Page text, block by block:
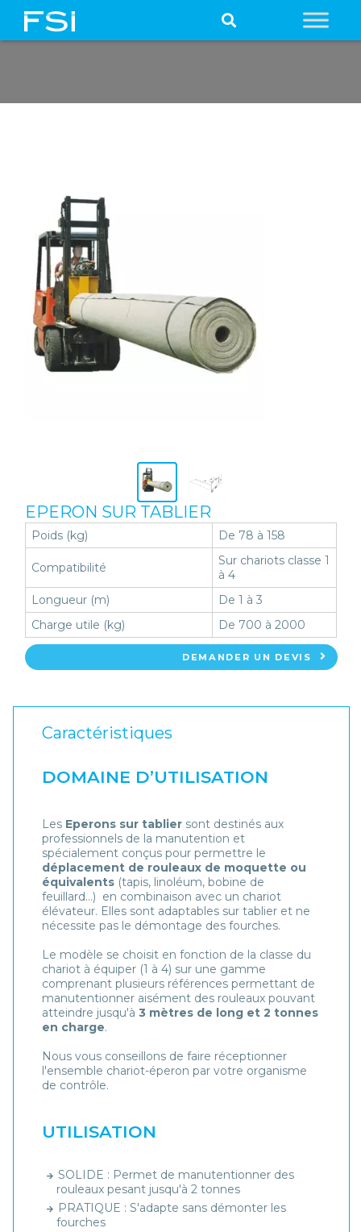
EPERON SUR TABLIER
Poids (kg) De 78 à 158
Compatibilité
Sur chariots classe 1
à 4
Longueur (m)
De 1 à 3
Charge utile (kg)
De 700 à 2000
DEMANDER UN DEVIS
Caractéristiques
DOMAINE D’UTILISATION
Les Eperons sur tablier sont destinés aux
professionnels de la manutention et
spécialement conçus pour permettre le
déplacement de rouleaux de moquette ou
équivalents (tapis, linoléum, bobine de
feuillard…) en combinaison avec un chariot
élévateur. Elles sont adaptables sur tablier et ne
nécessite pas le démontage des fourches.
Le modèle se choisit en fonction de la classe du
chariot à équiper (1 à 4) sur une gamme
comprenant plusieurs références permettant de
manutentionner aisément des rouleaux pouvant
atteindre jusqu'à3 mètres de long et 2 tonnes
en charge.
Nous vous conseillons de faire réceptionner
l'ensemble chariot-éperon par votre organisme
de contrôle.
UTILISATION
SOLIDE : Permet de manutentionner des
rouleaux pesant jusqu'à 2 tonnes
PRATIQUE : S'adapte sans démonter les
fourches